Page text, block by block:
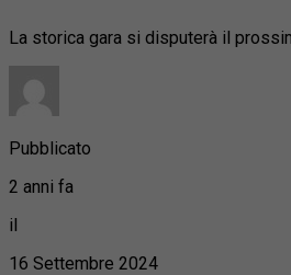
La storica gara si disputerà il
Pubblicato
2 anni fa
il
16 Settembre 2024